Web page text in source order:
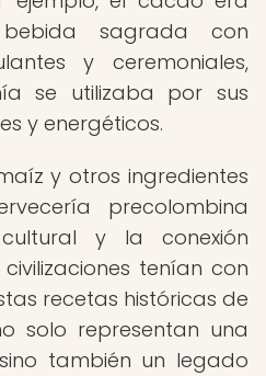
sagrada con
y ceremoniales,
se utilizaba por sus
y energéticos.
y otros ingredientes
precolombina
y la conexión
tenían con
recetas históricas de
solo representan una
también un legado